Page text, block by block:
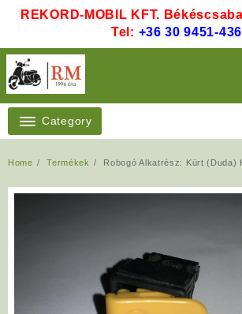
REKORD-MOBIL KFT.
Tel: +36 30 9451-436
Category
Home Termékek Robogó Alkatrész: Kürt (Duda)